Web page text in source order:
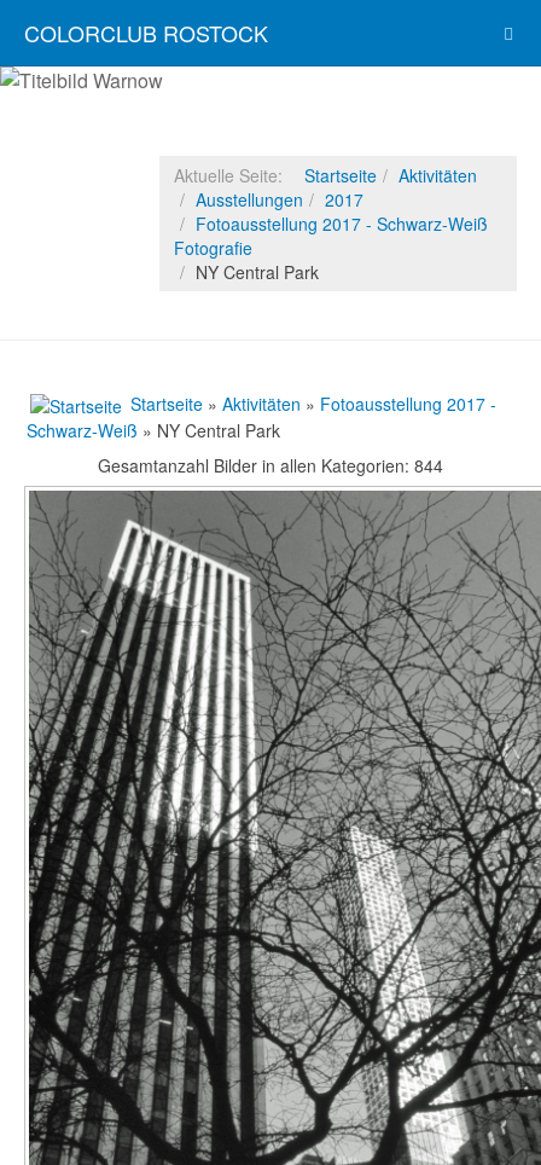
COLORCLUB ROSTOCK
Aktuelle Seite: Startseite
Aktivitäten
Ausstellungen
2017
Fotoausstellung 2017 - Schwarz-Weiß
Fotografie
NY Central Park
Startseite » Aktivitäten » Fotoausstellung 2017 -
Schwarz-Weiß » NY Central Park
Gesamtanzahl Bilder in allen Kategorien: 844